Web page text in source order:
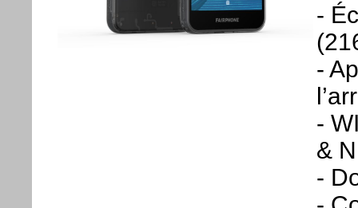
-
-
-
&
-